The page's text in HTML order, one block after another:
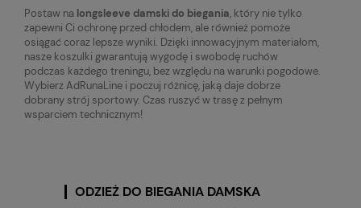
Postaw na longsleeve damski do biegania, który nie tylko
zapewni Ci ochronę przed chłodem, ale również pomoże
osiągać coraz lepsze wyniki. Dzięki innowacyjnym materiałom,
nasze koszulki gwarantują wygodę i swobodę ruchów
podczas każdego treningu, bez względu na warunki pogodowe.
Wybierz AdRunaLine i poczuj różnicę, jaką daje dobrze
dobrany strój sportowy. Czas ruszyć w trasę z pełnym
wsparciem technicznym!
ODZIEŻ DO BIEGANIA DAMSKA